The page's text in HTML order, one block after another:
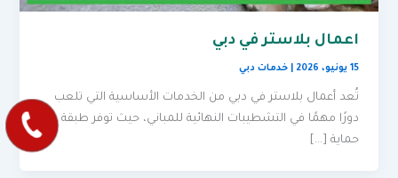
اعمال بلاستر في دبي
15 يونيو، 2026 |خدمات دبي
تُعد أعمال بلاستر في دبي من الخدمات الأساسية التي تلعب
دورًا مهمًا في التشطيبات النهائية للمباني، حيث توفر طبقة
حماية […]